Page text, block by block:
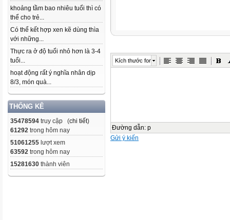
khoảng tầm bao nhiêu tuổi thì có
thể cho trẻ...
Có thể kết hợp xen kẽ dùng thìa
với những...
Thực ra ở độ tuổi nhỏ hơn là 3-4
tuổi...
hoạt động rất ý nghĩa nhân dịp
8/3, món quà...
THỐNG KÊ
35478594 truy cập (chi tiết)
61292 trong hôm nay
51061255 lượt xem
63592 trong hôm nay
15281630 thành viên
Kích thước font
Đường dẫn: p
Gửi ý kiến